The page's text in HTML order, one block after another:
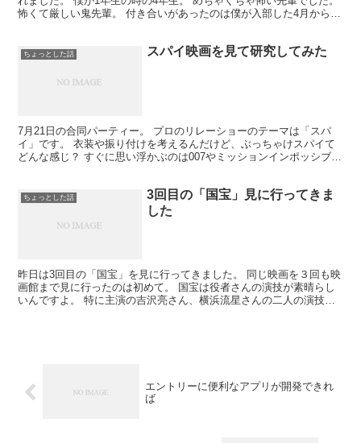
怖くて厳しい鬼先輩。 付き合いがあったのは僕が入部した4月から
ちょっとした話 スパイ映画を見て研究してみた
7月21日の合同パーティー。 プロのリレーショーのテーマは「スパ
イ」です。 衣装や振り付けを考えるんだけど、ぶっちゃけスパイて
どんな感じ？ すぐに思い浮かぶのは007やミッションインポッシブル
ちょっとした話
3回目の「国宝」見に行ってきま
した
昨日は3回目の「国宝」を見に行ってきました。 同じ映画を３回も映
画館まで見に行ったのは初めて。 国宝は役者さんの演技が素晴らし
いんですよ。 特に主演の吉沢亮さん、横浜流星さんの二人の演技が
エントリーに便利なアプリが開発できれ
ば